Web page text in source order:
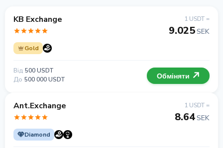
KB Exchange
Gold
1 USDT =
9.025SEK
Від 500 USDT
До 500 000 USDT Обміняти
Ant.Exchange
Diamond
1 USDT =
8.64SEK